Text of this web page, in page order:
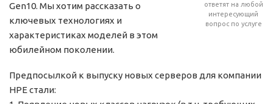
ответят на любой
интересующий
вопрос по услуге
Gen10. Мы хотим рассказать о
ключевых технологиях и
характеристиках моделей в этом
юбилейном поколении.
Предпосылкой к выпуску новых серверов для компании
HPE стали: